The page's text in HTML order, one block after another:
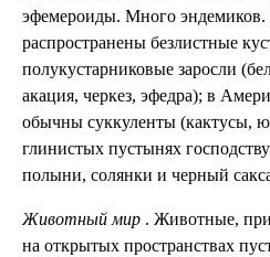
эфемероиды. Много
распространены безлистные
полукустарниковые заросли
акация, черкез, эфедра); в
обычны суккуленты (кактусы,
глинистых пустынях
полыни, солянки и черный
Животный мир . Животные,
на открытых пространствах